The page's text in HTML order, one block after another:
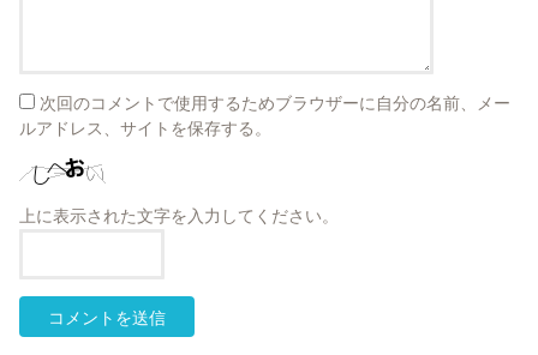
次回のコメントで使用するためブラウザーに自分の名前、メー
ルアドレス、サイトを保存する。
上に表示された文字を入力してください。